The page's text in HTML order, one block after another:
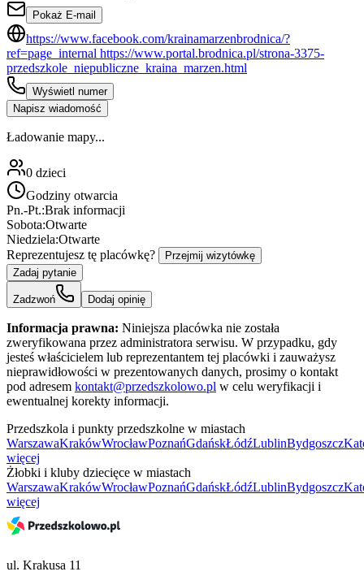
Pokaż E-mail
https://www.facebook.com/krainamarzenbrodnica/?
ref=page_internal https://www.portal.brodnica.pl/strona-3375-
przedszkole_niepubliczne_kraina_marzen.html
Wyświetl numer
Napisz wiadomość
Ładowanie mapy...
0 dzieci
Godziny otwarcia
Pn.-Pt.:Brak informacji
Sobota:Otwarte
Niedziela:Otwarte
Reprezentujesz tę placówkę?
Przejmij wizytówkę
Zadaj pytanie
Zadzwoń Dodaj opinię
Informacja prawna: Niniejsza placówka nie została
zweryfikowana przez administratora serwisu. W przypadku, gdy
jesteś właścicielem lub reprezentantem tej placówki i zauważysz
nieprawidłowości w prezentowanych danych, prosimy o kontakt
pod adresem kontakt@przedszkolowo.pl w celu weryfikacji i
ewentualnej korekty informacji.
Przedszkola i punkty przedszkolne w miastach
WarszawaKrakówWrocławPoznańGdańskŁódźLublinBydgoszcz
więcej
Żłobki i kluby dziecięce w miastach
WarszawaKrakówWrocławPoznańGdańskŁódźLublinBydgoszcz
więcej
ul. Krakusa 11